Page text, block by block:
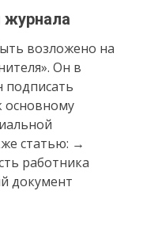
журнала
возложено на
Он в
подписать
основному
статью: →
работника
документ